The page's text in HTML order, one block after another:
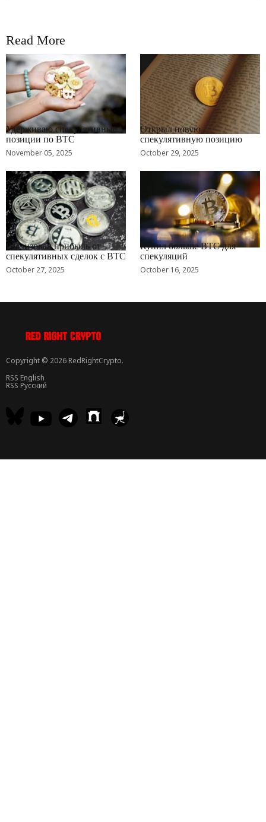
Read More
RRCNEWS_RU
Удерживаю спекулятивные
позиции по BTC
November 05, 2025
RRCNEWS_RU
Открыл новую
спекулятивную позицию
October 29, 2025
RRCNEWS_RU
Реализовал прибыль от
спекулятивных сделок с BTC
October 27, 2025
RRCNEWS_RU
Купил больше BTC для
спекуляций
October 16, 2025
Copyright © 2026 RedRightCrypto.
RSS English
RSS Русский